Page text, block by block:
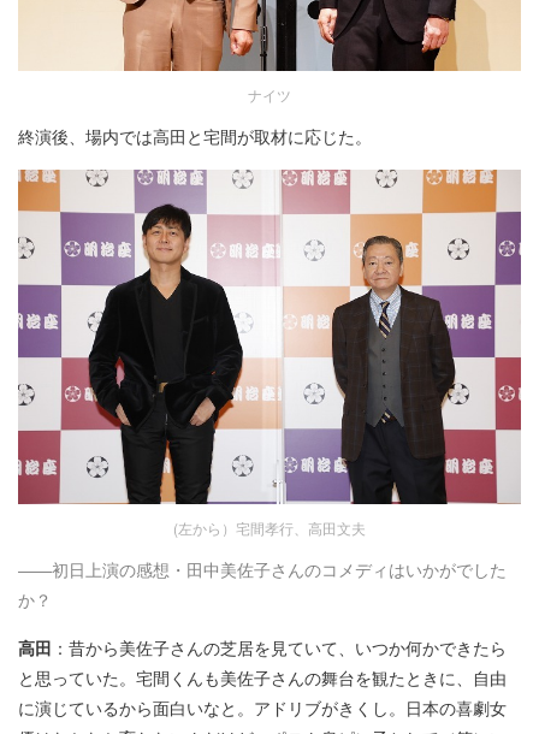
ナイツ
終演後、場内では高田と宅間が取材に応じた。
(左から）宅間孝行、高田文夫
――初日上演の感想・田中美佐子さんのコメディはいかがでした
か？
高田 ：昔から美佐子さんの芝居を見ていて、いつか何かできたら
と思っていた。宅間くんも美佐子さんの舞台を観たときに、自由
に演じているから面白いなと。アドリブがきくし。日本の喜劇女